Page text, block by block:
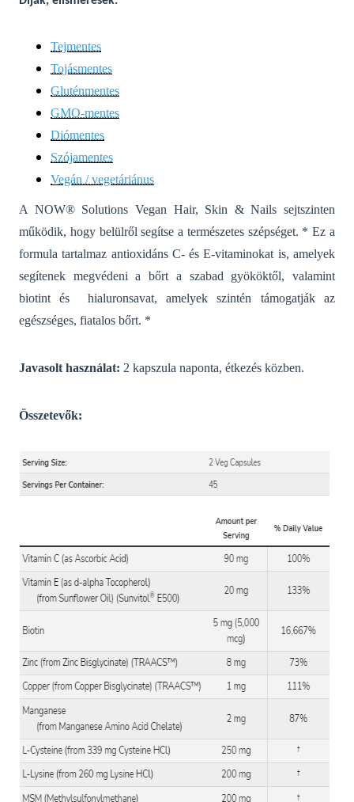
Tejmentes
Tojásmentes
Gluténmentes
GMO-mentes
Diómentes
Szójamentes
Vegán / vegetáriánus
A NOW® Solutions Vegan Hair, Skin & Nails sejtszinten
működik, hogy belülről segítse a természetes szépséget. * Ez a
formula tartalmaz antioxidáns C- és E-vitaminokat is, amelyek
segítenek megvédeni a bőrt a szabad gyököktől, valamint
biotint és hialuronsavat, amelyek szintén támogatják az
egészséges, fiatalos bőrt. *
Javasolt használat: 2 kapszula naponta, étkezés közben.
Összetevők: